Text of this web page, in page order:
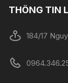
THÔNG TIN
184/17